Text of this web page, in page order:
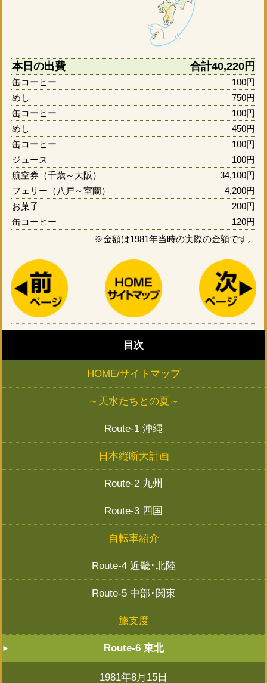
本日の出費 合計40,220円
缶コーヒー
100円
めし
750円
缶コーヒー
100円
めし
450円
缶コーヒー
100円
ジュース
100円
航空券（千歳～大阪）
34,100円
フェリー（八戸～室蘭）
4,200円
お菓子
200円
缶コーヒー
120円
※金額は1981年当時の実際の金額です。
目次
HOME/サイトマップ
～天水たちとの夏～
Route-1 沖縄
日本縦断大計画
Route-2 九州
Route-3 四国
自転車紹介
Route-4 近畿･北陸
Route-5 中部･関東
旅支度
Route-6 東北
1981年8月15日